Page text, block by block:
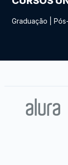
Graduação